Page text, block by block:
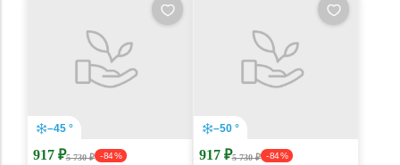
–45 °
917 ₽5 730 ₽ - 84 %
–50 °
917 ₽5 730 ₽ - 84 %